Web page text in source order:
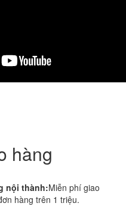
hàng
nội thành:Miễn phí giao
hàng trên 1 triệu.